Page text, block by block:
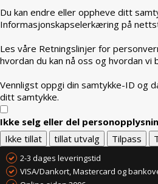
Du kan endre eller oppheve ditt
Informasjonskapselerkæring på
Les våre Retningslinjer for
hvordan du kan nå oss og hvordan vi
Vennligst oppgi din samtykke-ID og
ditt samtykke.
Ikke selg eller del
Ikke tillat
tillat utvalg Tilpass
2-3 dages leveringstid
VISA/Dankort, Mastercard og